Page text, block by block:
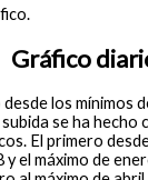
Gráfico
los mínimos
se ha hecho
El primero
y el máximo de